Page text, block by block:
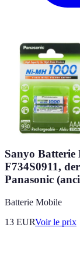
Sanyo
F734S0911,
Panasonic
Batterie Mobile
13 EURVoir le prix